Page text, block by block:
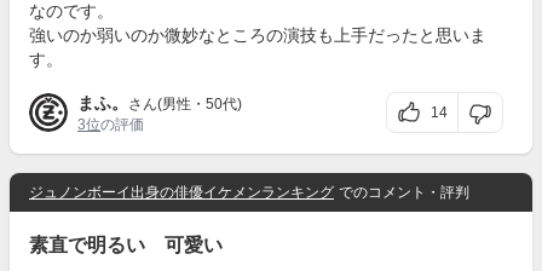
なのです。
強いのか弱いのか微妙なところの演技も上手だったと思いま
す。
まふ。
さん(男性・50代)
3位の評価
14
ジュノンボーイ出身の俳優イケメンランキング でのコメント・評判
素直で明るい 可愛い